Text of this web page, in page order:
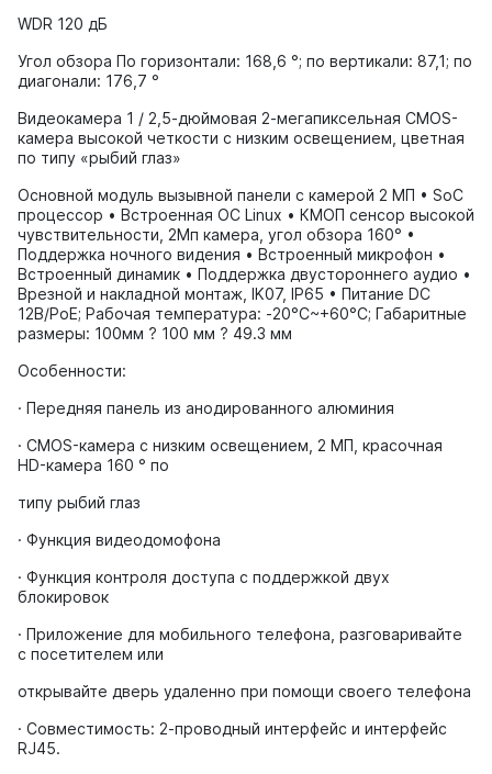
WDR 120 дБ
Угол обзора По горизонтали: 168,6 °; по вертикали: 87,1; по
диагонали: 176,7 °
Видеокамера 1 / 2,5-дюймовая 2-мегапиксельная CMOS-
камера высокой четкости с низким освещением, цветная
по типу «рыбий глаз»
Основной модуль вызывной панели с камерой 2 МП • SoC
процессор • Встроенная ОС Linux • КМОП сенсор высокой
чувствительности, 2Мп камера, угол обзора 160° •
Поддержка ночного видения • Встроенный микрофон •
Встроенный динамик • Поддержка двустороннего аудио •
Врезной и накладной монтаж, IK07, IP65 • Питание DC
12В/PoE; Рабочая температура: -20°C~+60°C; Габаритные
размеры: 100мм ? 100 мм ? 49.3 мм
Особенности:
· Передняя панель из анодированного алюминия
· CMOS-камера с низким освещением, 2 МП, красочная
HD-камера 160 ° по
типу рыбий глаз
· Функция видеодомофона
· Функция контроля доступа с поддержкой двух
блокировок
· Приложение для мобильного телефона, разговаривайте
с посетителем или
открывайте дверь удаленно при помощи своего телефона
· Совместимость: 2-проводный интерфейс и интерфейс
RJ45.